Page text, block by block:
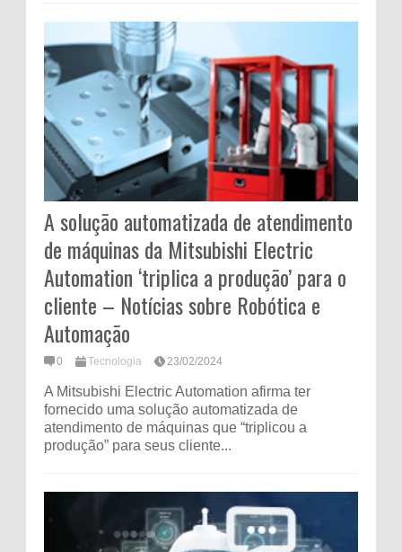
A solução automatizada de atendimento
de máquinas da Mitsubishi Electric
Automation ‘triplica a produção’ para o
cliente – Notícias sobre Robótica e
Automação
0 Tecnologia 23/02/2024
A Mitsubishi Electric Automation afirma ter
fornecido uma solução automatizada de
atendimento de máquinas que “triplicou a
produção” para seus cliente...